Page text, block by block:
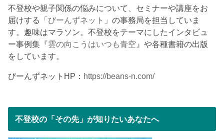
不登校や親子関係の悩みについて、セミナーや講座をお
届けする「びーんずネット 」の事務局を担当していま
す。趣味はマラソン。不登校をテーマにしたインタビュ
ー事例集『雲の向こうはいつも青空 』や各種書籍の出版
をしています。
びーんずネットHP： https://beans-n.com/
不登校の「その先」が知りたいあなたへ